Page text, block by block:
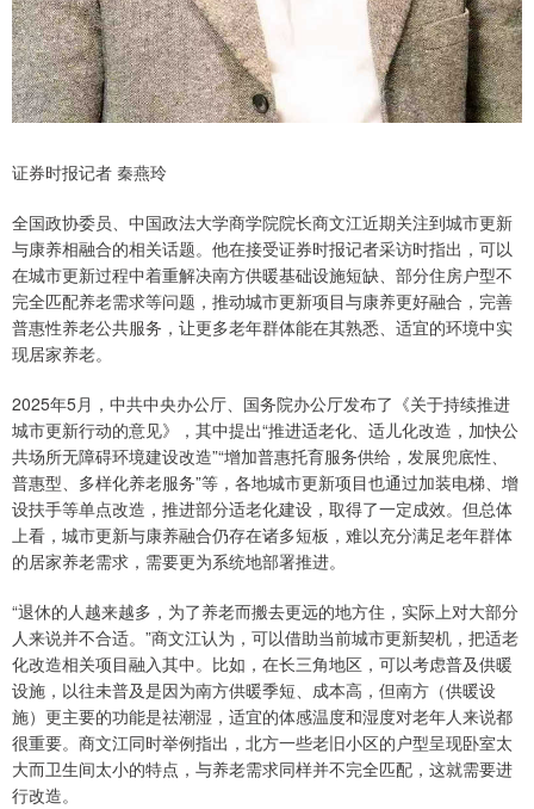
证券时报记者 秦燕玲
全国政协委员、中国政法大学商学院院长商文江近期关注到城市更新
与康养相融合的相关话题。他在接受证券时报记者采访时指出，可以
在城市更新过程中着重解决南方供暖基础设施短缺、部分住房户型不
完全匹配养老需求等问题，推动城市更新项目与康养更好融合，完善
普惠性养老公共服务，让更多老年群体能在其熟悉、适宜的环境中实
现居家养老。
2025年5月，中共中央办公厅、国务院办公厅发布了《关于持续推进
城市更新行动的意见》，其中提出“推进适老化、适儿化改造，加快公
共场所无障碍环境建设改造”“增加普惠托育服务供给，发展兜底性、
普惠型、多样化养老服务”等，各地城市更新项目也通过加装电梯、增
设扶手等单点改造，推进部分适老化建设，取得了一定成效。但总体
上看，城市更新与康养融合仍存在诸多短板，难以充分满足老年群体
的居家养老需求，需要更为系统地部署推进。
“退休的人越来越多，为了养老而搬去更远的地方住，实际上对大部分
人来说并不合适。”商文江认为，可以借助当前城市更新契机，把适老
化改造相关项目融入其中。比如，在长三角地区，可以考虑普及供暖
设施，以往未普及是因为南方供暖季短、成本高，但南方（供暖设
施）更主要的功能是祛潮湿，适宜的体感温度和湿度对老年人来说都
很重要。商文江同时举例指出，北方一些老旧小区的户型呈现卧室太
大而卫生间太小的特点，与养老需求同样并不完全匹配，这就需要进
行改造。